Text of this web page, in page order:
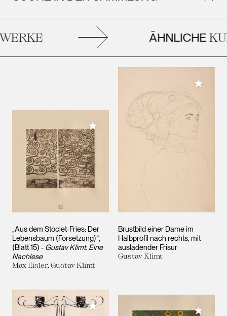
ÄHNLICHE
„Aus dem Stoclet-Fries: Der
Lebensbaum (Forsetzung)“,
(Blatt 15) - Gustav Klimt. Eine
Nachlese
Max Eisler, Gustav Klimt
Meiner Sammlung hinzufügen
Brustbild einer Dame im
Halbprofil nach rechts, mit
ausladender Frisur
Gustav Klimt
Meiner
Meiner Sammlung hinzufügen
Meiner